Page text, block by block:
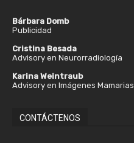
Bárbara Domb
Publicidad
Cristina Besada
Advisory en Neurorradiología
Karina Weintraub
Advisory en Imágenes Mamarias
CONTÁCTENOS